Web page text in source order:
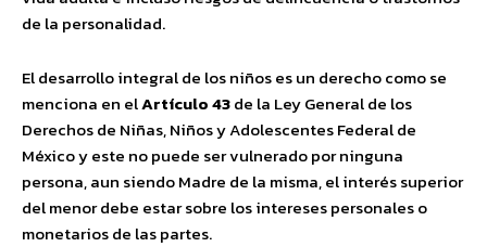
de la personalidad.
El desarrollo integral de los niños es un derecho como se
menciona en elArtículo 43de la Ley General de los
Derechos de Niñas, Niños y Adolescentes Federal de
México y este no puede ser vulnerado por ninguna
persona, aun siendo Madre de la misma, el interés superior
del menor debe estar sobre los intereses personales o
monetarios de las partes.